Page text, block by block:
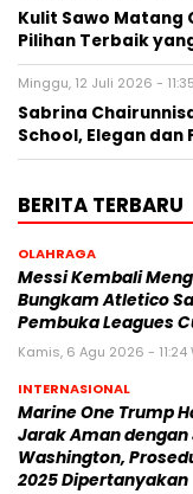
Kulit Sawo Matang
Pilihan Terbaik
Minggu, 12 Juli 2026 -
Sabrina
School, Elegan dan
BERITA TERBARU
OLAHRAGA
Messi Kembali
Bungkam Atletico
Pembuka Leagues
Kamis, 6 Agu 2026 - 11:24
INTERNASIONAL
Marine One Trump
Jarak Aman
Washington,
2025 Dipertanyakan